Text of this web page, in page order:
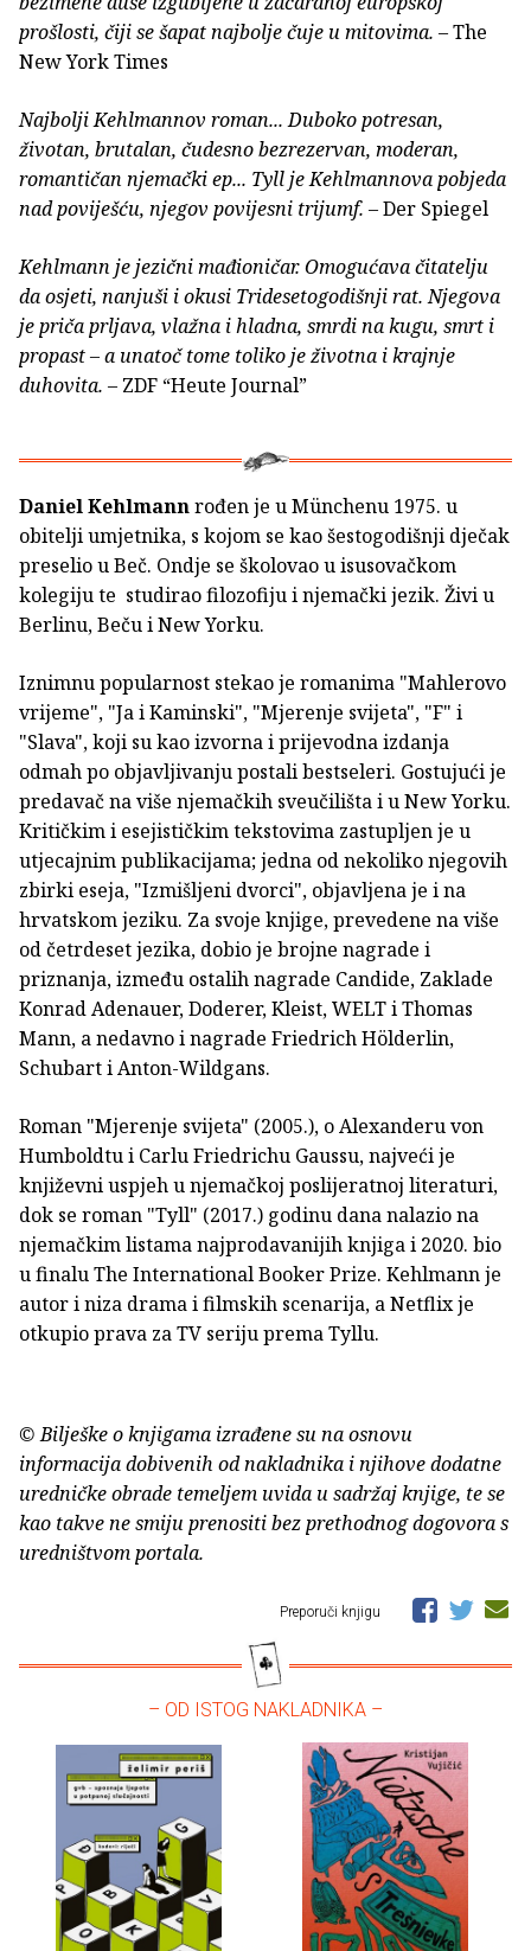
prošlosti, čiji se šapat najbolje čuje u mitovima. – The
New York Times
Najbolji Kehlmannov roman... Duboko potresan,
životan, brutalan, čudesno bezrezervan, moderan,
romantičan njemački ep... Tyll je Kehlmannova pobjeda
nad poviješću, njegov povijesni trijumf. – Der Spiegel
Kehlmann je jezični mađioničar. Omogućava čitatelju
da osjeti, nanjuši i okusi Tridesetogodišnji rat. Njegova
je priča prljava, vlažna i hladna, smrdi na kugu, smrt i
propast – a unatoč tome toliko je životna i krajnje
duhovita. – ZDF “Heute Journal”
Daniel Kehlmannrođen je u Münchenu 1975. u
obitelji umjetnika, s kojom se kao šestogodišnji dječak
preselio u Beč. Ondje se školovao u isusovačkom
kolegiju te studirao filozofiju i njemački jezik. Živi u
Berlinu, Beču i New Yorku.
Iznimnu popularnost stekao je romanima "Mahlerovo
vrijeme", "Ja i Kaminski", "Mjerenje svijeta", "F" i
"Slava", koji su kao izvorna i prijevodna izdanja
odmah po objavljivanju postali bestseleri. Gostujući je
predavač na više njemačkih sveučilišta i u New Yorku.
Kritičkim i esejističkim tekstovima zastupljen je u
utjecajnim publikacijama; jedna od nekoliko njegovih
zbirki eseja, "Izmišljeni dvorci", objavljena je i na
hrvatskom jeziku. Za svoje knjige, prevedene na više
od četrdeset jezika, dobio je brojne nagrade i
priznanja, između ostalih nagrade Candide, Zaklade
Konrad Adenauer, Doderer, Kleist, WELT i Thomas
Mann, a nedavno i nagrade Friedrich Hölderlin,
Schubart i Anton-Wildgans.
Roman "Mjerenje svijeta" (2005.), o Alexanderu von
Humboldtu i Carlu Friedrichu Gaussu, najveći je
književni uspjeh u njemačkoj poslijeratnoj literaturi,
dok se roman "Tyll" (2017.) godinu dana nalazio na
njemačkim listama najprodavanijih knjiga i 2020. bio
u finalu The International Booker Prize. Kehlmann je
autor i niza drama i filmskih scenarija, a Netflix je
otkupio prava za TV seriju prema Tyllu.
© Bilješke o knjigama izrađene su na osnovu
informacija dobivenih od nakladnika i njihove dodatne
uredničke obrade temeljem uvida u sadržaj knjige, te se
kao takve ne smiju prenositi bez prethodnog dogovora s
uredništvom portala.
Preporuči knjigu
– OD ISTOG NAKLADNIKA –